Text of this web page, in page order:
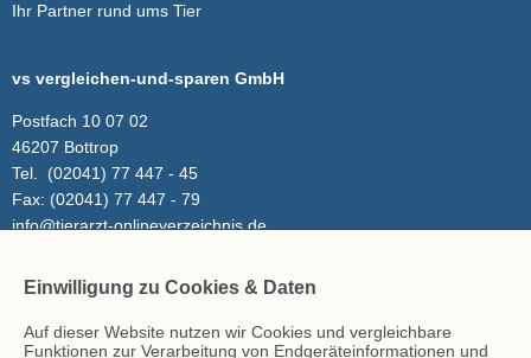
Ihr Partner rund ums Tier
vs vergleichen-und-sparen GmbH
Postfach 10 07 02
46207 Bottrop
Tel.
(02041) 77 447 - 45
Fax: (02041) 77 447 - 79
info@tierarzt-onlineverzeichnis.de
Inhalt
Tierarzt-Suche
Einwilligung zu Cookies & Daten
Auf dieser Website nutzen wir Cookies und vergleichbare
Funktionen zur Verarbeitung von Endgeräteinformationen und